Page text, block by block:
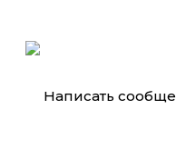
Написать